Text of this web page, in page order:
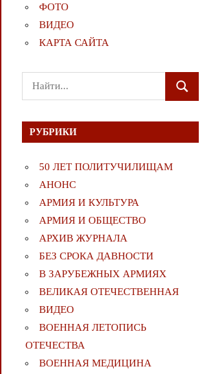
ФОТО
ВИДЕО
КАРТА САЙТА
Поиск
для:
ПОИСК
РУБРИКИ
50 ЛЕТ ПОЛИТУЧИЛИЩАМ
АНОНС
АРМИЯ И КУЛЬТУРА
АРМИЯ И ОБЩЕСТВО
АРХИВ ЖУРНАЛА
БЕЗ СРОКА ДАВНОСТИ
В ЗАРУБЕЖНЫХ АРМИЯХ
ВЕЛИКАЯ ОТЕЧЕСТВЕННАЯ
ВИДЕО
ВОЕННАЯ ЛЕТОПИСЬ
ОТЕЧЕСТВА
ВОЕННАЯ МЕДИЦИНА